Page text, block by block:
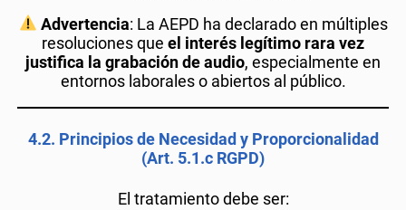
Advertencia: La AEPD ha declarado en múltiples
resoluciones que el interés legítimo rara vez
justifica la grabación de audio, especialmente en
entornos laborales o abiertos al público.
4.2. Principios de Necesidad y Proporcionalidad
(Art. 5.1.c RGPD)
El tratamiento debe ser: